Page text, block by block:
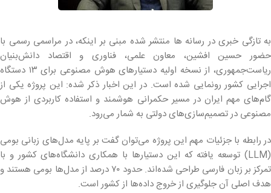
به تازگی خبری در رسانه ها منتشر شده مبنی بر اینکه، در مراسمی رسمی با
حضور حسین افشین، معاون علمی، فناوری و اقتصاد دانش‌بنیان
ریاست‌جمهوری، از نسخه اولیه دستیارهای هوش مصنوعی برای ۱۳ دستگاه
اجرایی کشور رونمایی شده است. در این اخبار ذکر شده: این پروژه یکی از
گام‌های مهم ایران در مسیر حکمرانی هوشمند و استفاده کاربردی از هوش
مصنوعی در تصمیم‌سازی‌های دولتی به شمار می‌رود.
در رابطه با جزئیات مهم این پروژه می‌توان گفت بر پایه مدل‌های زبانی بومی
(LLM) توسعه یافته که این دستیارها با همکاری دانشگاه‌های کشور و با
تمرکز بر زبان فارسی طراحی شده‌اند. حدود ۷۰ درصد از مدل‌ها بومی هستند و
هدف اصلی آن جلوگیری از خروج داده‌ها از کشور است.